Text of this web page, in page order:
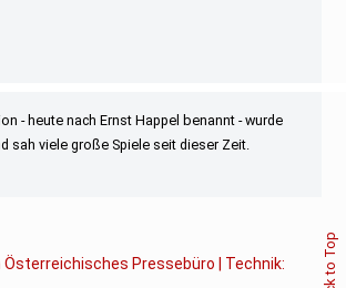
- heute nach Ernst Happel benannt - wurde
sah viele große Spiele seit dieser Zeit.
Österreichisches Pressebüro | Technik:
Back to Top